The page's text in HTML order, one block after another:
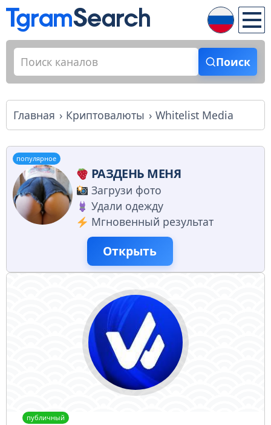
Поиск
Главная Криптовалюты Whitelist Media
популярное
РАЗДЕНЬ МЕНЯ
Загрузи фото
Удали одежду
Мгновенный результат
Открыть
публичный